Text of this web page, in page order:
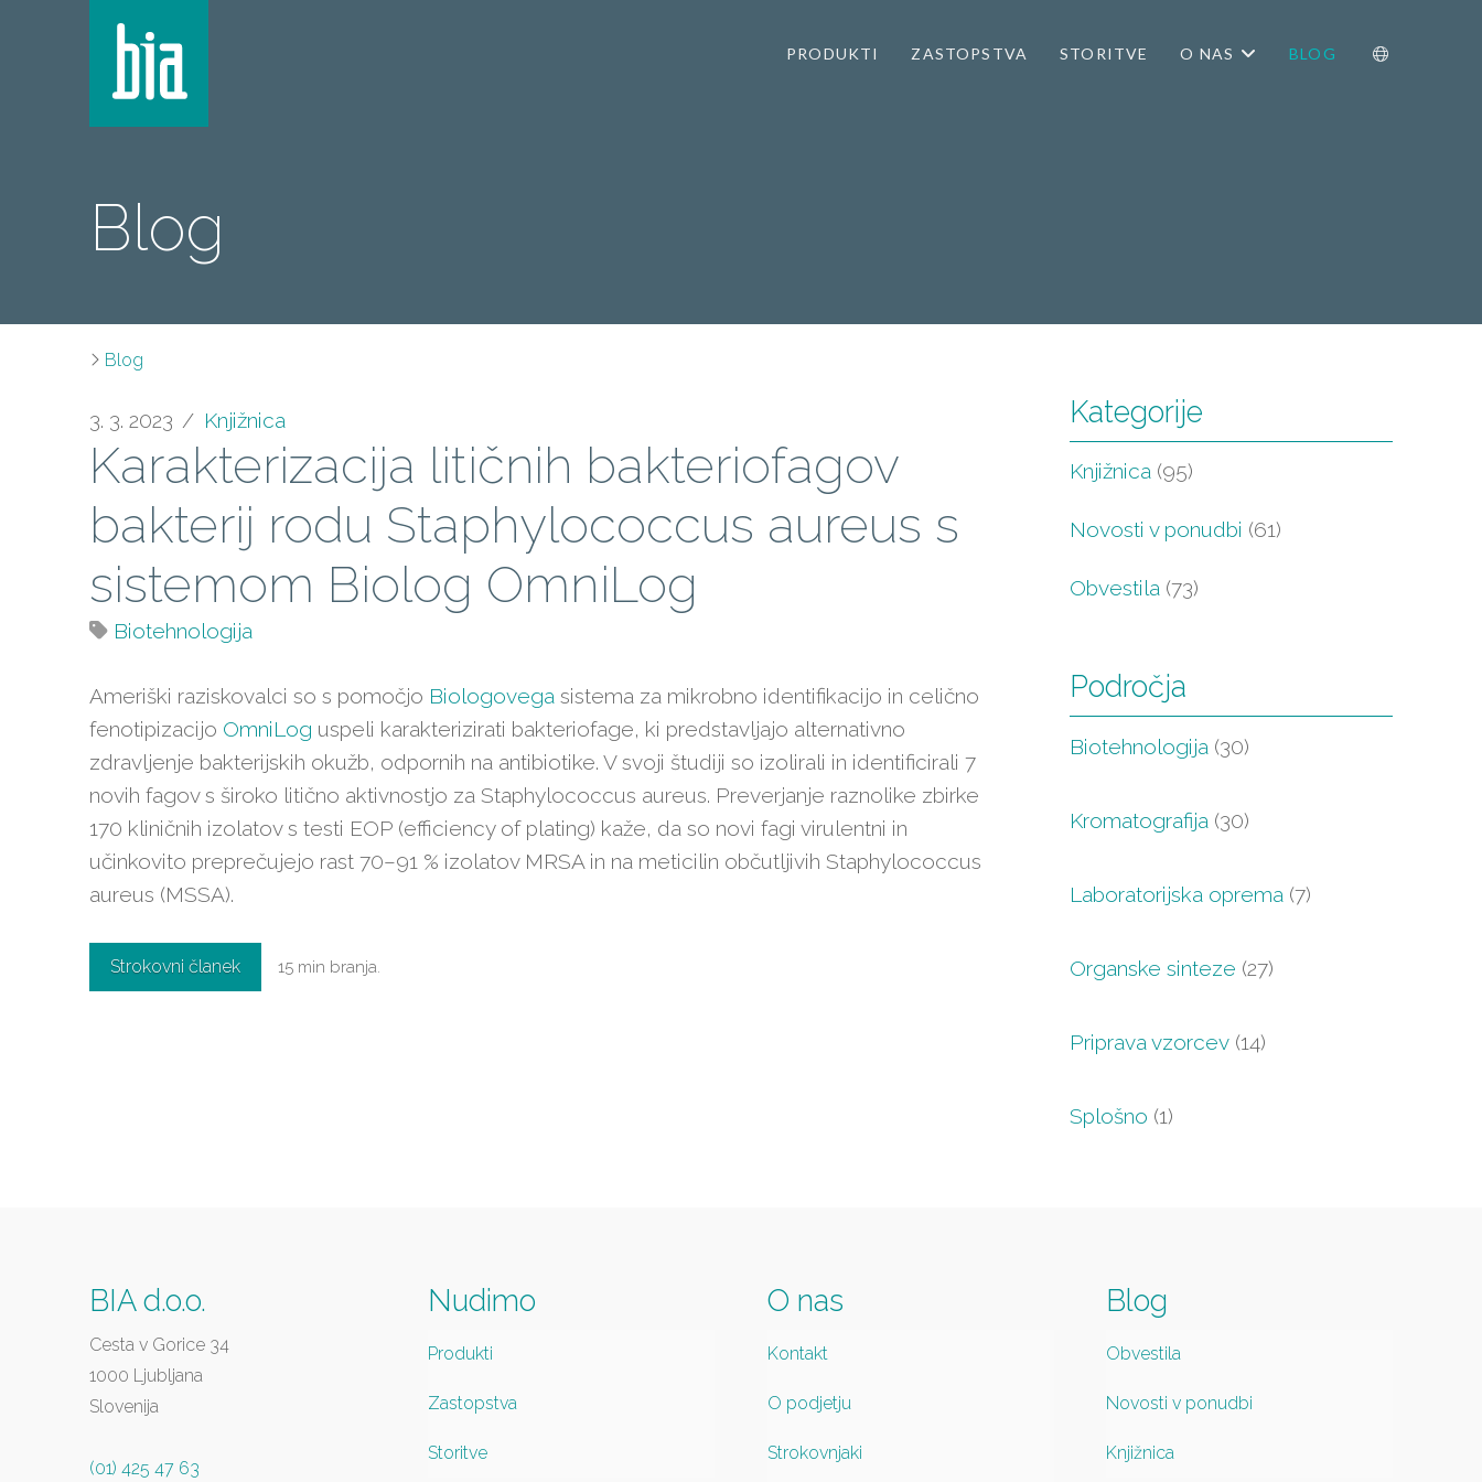
PRODUKTI ZASTOPSTVA STORITVE O NAS BLOG
Blog
Blog
3. 3. 2023 Knjižnica
Karakterizacija litičnih bakteriofagov
bakterij rodu Staphylococcus aureus s
sistemom Biolog OmniLog
Biotehnologija
Ameriški raziskovalci so s pomočjo Biologovega sistema za mikrobno identifikacijo in celično
fenotipizacijo OmniLog uspeli karakterizirati bakteriofage, ki predstavljajo alternativno
zdravljenje bakterijskih okužb, odpornih na antibiotike. V svoji študiji so izolirali in identificirali 7
novih fagov s široko litično aktivnostjo za Staphylococcus aureus. Preverjanje raznolike zbirke
170 kliničnih izolatov s testi EOP (efficiency of plating) kaže, da so novi fagi virulentni in
učinkovito preprečujejo rast 70–91 % izolatov MRSA in na meticilin občutljivih Staphylococcus
aureus (MSSA).
Strokovni članek 15 min branja.
Kategorije
Knjižnica (95)
Novosti v ponudbi (61)
Obvestila (73)
Področja
Biotehnologija (30)
Kromatografija (30)
Laboratorijska oprema (7)
Organske sinteze (27)
Priprava vzorcev (14)
Splošno (1)
BIA d.o.o.
Cesta v Gorice 34
1000 Ljubljana
Slovenija
(01) 425 47 63
Nudimo
Produkti
Zastopstva
Storitve
O nas
Kontakt
O podjetju
Strokovnjaki
Blog
Obvestila
Novosti v ponudbi
Knjižnica